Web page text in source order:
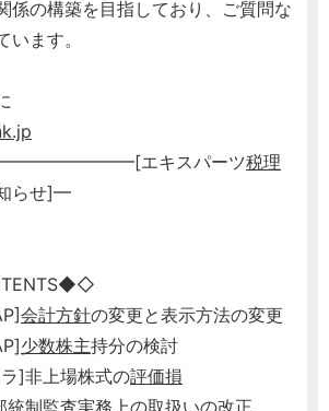
係の構築を目指しており、ご質問な
います。
エキスパーツ税理
らせ]━
会計方針の変更と表示方法の変更
少数株主持分の検討
]非上場株式の評価損